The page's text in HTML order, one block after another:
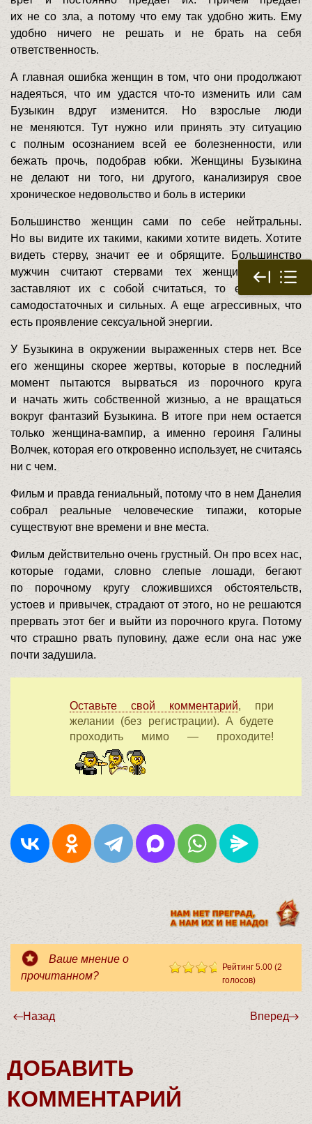
их не со зла, а потому что ему так удобно жить. Ему
удобно ничего не решать и не брать на себя
ответственность.
А главная ошибка женщин в том, что они продолжают
надеяться, что им удастся что-то изменить или сам
Бузыкин вдруг изменится. Но взрослые люди
не меняются. Тут нужно или принять эту ситуацию
с полным осознанием всей ее болезненности, или
бежать прочь, подобрав юбки. Женщины Бузыкина
не делают ни того, ни другого, канализируя свое
хроническое недовольство и боль в истерики
Большинство женщин сами по себе нейтральны.
Но вы видите их такими, какими хотите видеть. Хотите
видеть стерву, значит ее и обрящите. Большинство
мужчин считают стервами тех женщин, которые
заставляют их с собой считаться, то есть умных,
самодостаточных и сильных. А еще агрессивных, что
есть проявление сексуальной энергии.
У Бузыкина в окружении выраженных стерв нет. Все
его женщины скорее жертвы, которые в последний
момент пытаются вырваться из порочного круга
и начать жить собственной жизнью, а не вращаться
вокруг фантазий Бузыкина. В итоге при нем остается
только женщина-вампир, а именно героиня Галины
Волчек, которая его откровенно использует, не считаясь
ни с чем.
Фильм и правда гениальный, потому что в нем Данелия
собрал реальные человеческие типажи, которые
существуют вне времени и вне места.
Фильм действительно очень грустный. Он про всех нас,
которые годами, словно слепые лошади, бегают
по порочному кругу сложившихся обстоятельств,
устоев и привычек, страдают от этого, но не решаются
прервать этот бег и выйти из порочного круга. Потому
что страшно рвать пуповину, даже если она нас уже
почти задушила.
Оставьте свой комментарий, при
желании (без регистрации). А будете
проходить мимо — проходите!
Ваше мнение о
прочитанном?
Рейтинг 5.00 (2
голосов)
Назад
Вперед
ДОБАВИТЬ
КОММЕНТАРИЙ